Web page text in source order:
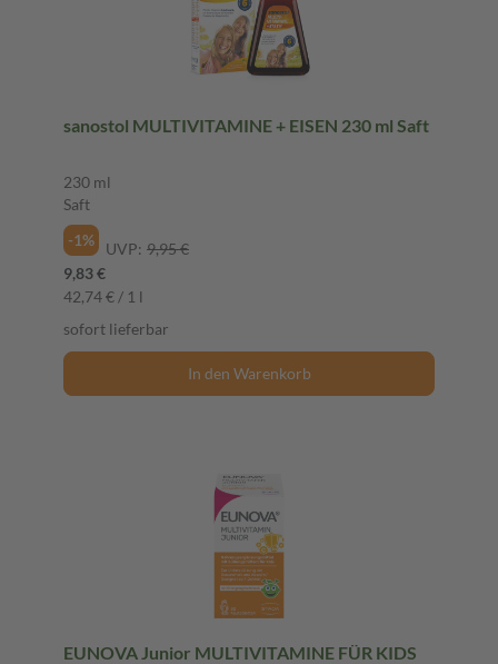
sanostol MULTIVITAMINE + EISEN 230 ml Saft
230 ml
Saft
-1%
UVP: 9,95 €
9,83 €
42,74 € / 1 l
sofort lieferbar
In den Warenkorb
EUNOVA Junior MULTIVITAMINE FÜR KIDS